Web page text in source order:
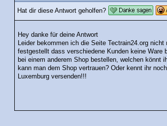
Hat dir diese Antwort geholfen?
Hey danke für deine Antwort
Leider bekommen ich die Seite Tectrain24.org
festgestellt dass verschiedene Kunden keine Ware
bei einem anderem Shop bestellen, welchen könnt
kann man dem Shop vertrauen? Oder kennt ihr
Luxemburg versenden!!!